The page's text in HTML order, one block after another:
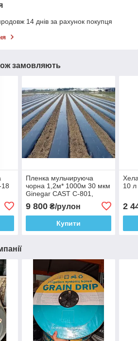
14 днів за рахунок покупця
замовляють
18
Пленка мульчируюча
чорна 1,2м* 1000м 30 мкм
Ginegar CAST C-801,
9 800₴/рулон
Купити
10 л
2